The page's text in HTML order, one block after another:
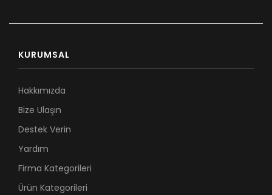
KURUMSAL
Hakkımızda
Bize Ulaşın
Destek Verin
Yardım
Firma Kategorileri
Ürün Kategorileri